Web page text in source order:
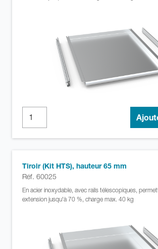
Tiroir (Kit HTS), hauteur 65 mm
Réf. 60025
En acier inoxydable, avec rails télescopiques,
extension jusqu'à 70 %, charge max. 40 kg